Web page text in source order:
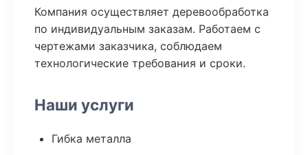
Компания осуществляет деревообработка
по индивидуальным заказам. Работаем с
чертежами заказчика, соблюдаем
технологические требования и сроки.
Наши услуги
Гибка металла